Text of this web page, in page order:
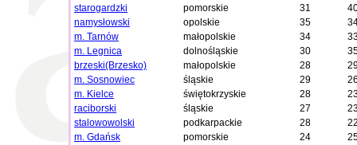
starogardzki
pomorskie 31
namysłowski
opolskie 35
m. Tarnów
małopolskie 34
m. Legnica
dolnośląskie 30
brzeski(Brzesko)
małopolskie 28
m. Sosnowiec
śląskie 29
m. Kielce
świętokrzyskie 28
raciborski
śląskie 27
stalowowolski
podkarpackie 28
m. Gdańsk
pomorskie 24